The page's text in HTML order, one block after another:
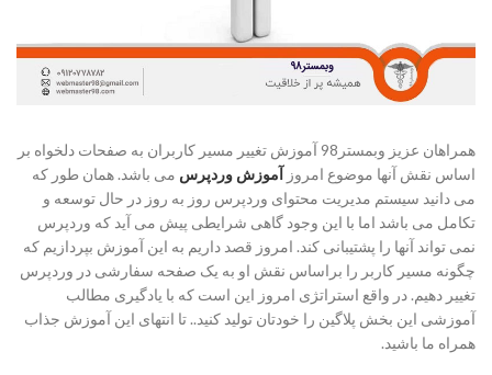
همراهان عزیز وبمستر98 آموزش تغییر مسیر کاربران به صفحات دلخواه بر
اساس نقش آنها موضوع امروز آموزش وردپرس می باشد. همان طور که
می دانید سیستم مدیریت محتوای وردپرس روز به روز در حال توسعه و
تکامل می باشد اما با این وجود گاهی شرایطی پیش می آید که وردپرس
نمی تواند آنها را پشتیبانی کند. امروز قصد داریم به این آموزش بپردازیم که
چگونه مسیر کاربر را براساس نقش او به یک صفحه سفارشی در وردپرس
تغییر دهیم. در واقع استراتژی امروز این است که با یادگیری مطالب
آموزشی این بخش پلاگین را خودتان تولید کنید.. تا انتهای این آموزش جذاب
همراه ما باشید.